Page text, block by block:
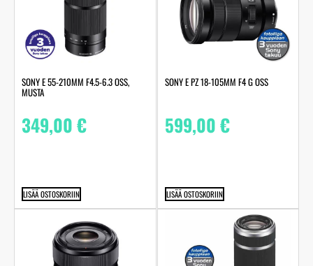
SONY E 55-210MM F4.5-6.3 OSS,
MUSTA
349,00€
LISÄÄ OSTOSKORIIN
SONY E PZ 18-105MM F4 G OSS
599,00€
LISÄÄ OSTOSKORIIN